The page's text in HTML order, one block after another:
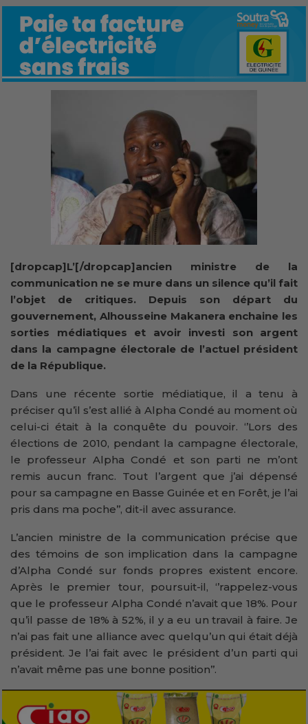
[dropcap]L’[/dropcap]ancien ministre de la
communication ne se mure dans un silence qu’il fait
l’objet de critiques. Depuis son départ du
gouvernement, Alhousseine Makanera enchaine les
sorties médiatiques et avoir investi son argent
dans la campagne électorale de l’actuel président
de la République.
Dans une récente sortie médiatique, il a tenu à
préciser qu’il s’est allié à Alpha Condé au moment où
celui-ci était à la conquête du pouvoir. ‘’Lors des
élections de 2010, pendant la campagne électorale,
le professeur Alpha Condé et son parti ne m’ont
remis aucun franc. Tout l’argent que j’ai dépensé
pour sa campagne en Basse Guinée et en Forêt, je l’ai
pris dans ma poche’’, dit-il avec assurance.
L’ancien ministre de la communication précise que
des témoins de son implication dans la campagne
d’Alpha Condé sur fonds propres existent encore.
Après le premier tour, poursuit-il, ‘’rappelez-vous
que le professeur Alpha Condé n’avait que 18%. Pour
qu’il passe de 18% à 52%, il y a eu un travail à faire. Je
n’ai pas fait une alliance avec quelqu’un qui était déjà
président. Je l’ai fait avec le président d’un parti qui
n’avait même pas une bonne position’’.